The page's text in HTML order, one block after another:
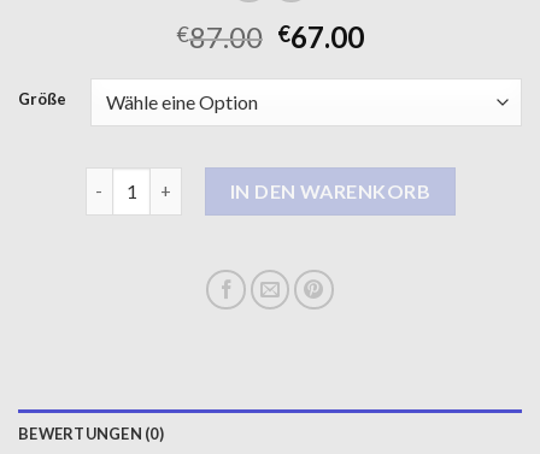
€87.00 €67.00
Größe
IN DEN WARENKORB
BEWERTUNGEN (0)